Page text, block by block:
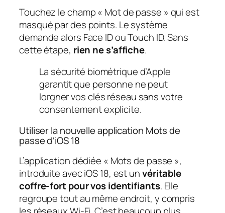
Touchez le champ « Mot de passe » qui est
masqué par des points. Le système
demande alors Face ID ou Touch ID. Sans
cette étape, rien ne s’affiche.
La sécurité biométrique d’Apple
garantit que personne ne peut
lorgner vos clés réseau sans votre
consentement explicite.
Utiliser la nouvelle application Mots de
passe d’iOS 18
L’application dédiée « Mots de passe »,
introduite avec iOS 18, est unvéritable
coffre-fort pour vos identifiants. Elle
regroupe tout au même endroit, y compris